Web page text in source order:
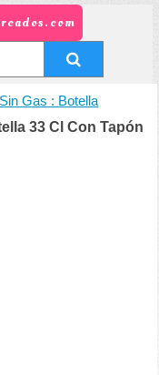
Gas : Botella
33 Cl Con Tapón